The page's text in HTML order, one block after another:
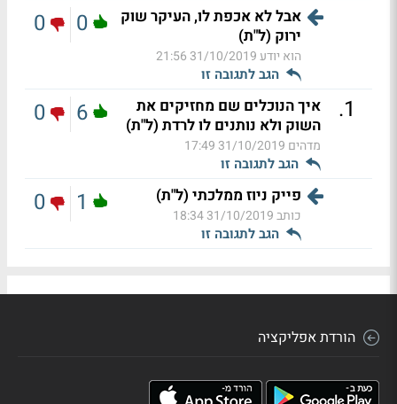
אבל לא אכפת לו, העיקר שוק
ירוק (ל"ת)
הוא יודע31/10/2019 21:56
הגב לתגובה זו
0
0
1
.
איך הנוכלים שם מחזיקים את
השוק ולא נותנים לו לרדת (ל"ת)
מדהים 31/10/2019 17:49
הגב לתגובה זו
6
0
פייק ניוז ממלכתי (ל"ת)
כותב31/10/2019 18:34
הגב לתגובה זו
1
0
הורדת אפליקציה